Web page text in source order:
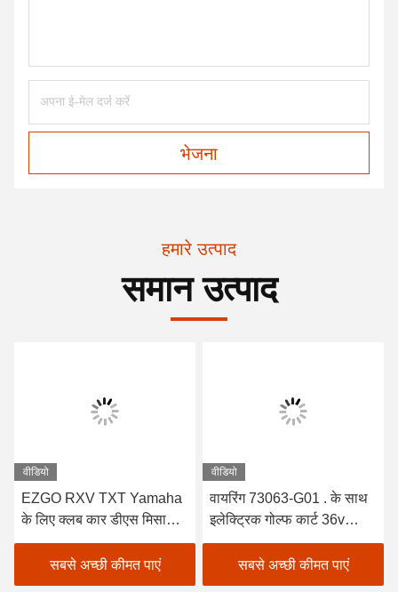
भेजना
हमारे उत्पाद
समान उत्पाद
वीडियो
EZGO RXV TXT Yamaha
के लिए क्लब कार डीएस मिसाल
गोल्फ कार्ट स्टीयरिंग व्हील /
एडेप्टरसबसे अच्छी कीमत पाएं
वीडियो
वायरिंग 73063-G01 . के साथ
इलेक्ट्रिक गोल्फ कार्ट 36v
EZGO TXT चार्जर रिसेप्‍शन
सबसे अच्छी कीमत पाएं